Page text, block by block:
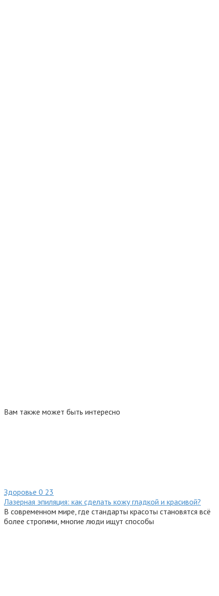
Вам также может быть интересно
Здоровье 0 23
Лазерная эпиляция: как сделать кожу гладкой и красивой?
В современном мире, где стандарты красоты становятся всё
более строгими, многие люди ищут способы